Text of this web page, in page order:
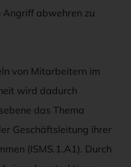
Angriff abwehren zu
von Mitarbeitern im
wird dadurch
das Thema
Geschäftsleitung ihrer
(ISMS.1.A1). Durch